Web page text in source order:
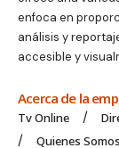
enfoca en
análisis y
accesible y
Acerca de la
Tv Online
Quienes Somos